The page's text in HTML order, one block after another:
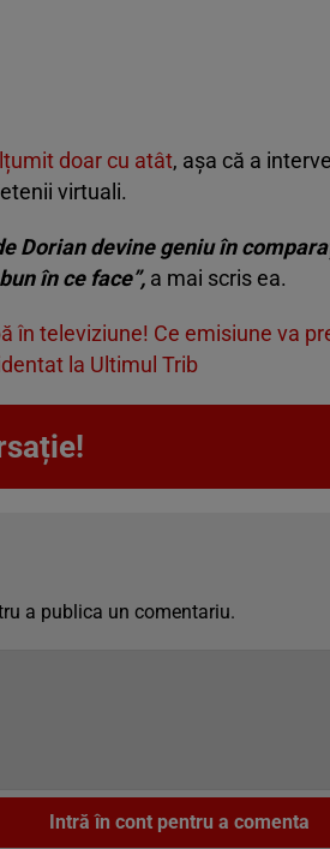
doar cu atât, așa că a
virtuali.
Dorian devine geniu în
în ce face”, a mai scris ea.
în televiziune! Ce emisiune va
la Ultimul Trib
a publica un comentariu.
Intră în cont pentru a comenta